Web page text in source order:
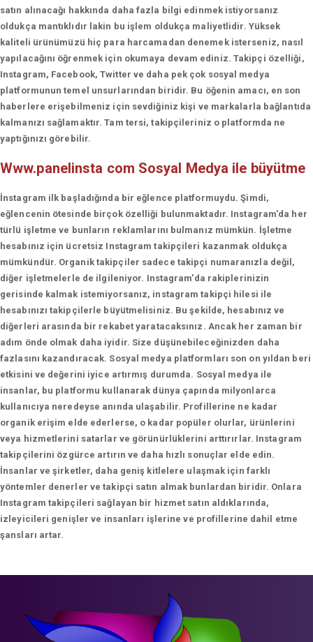
satın alınacağı hakkında daha fazla bilgi edinmek istiyorsanız
oldukça mantıklıdır lakin bu işlem oldukça maliyetlidir. Yüksek
kaliteli ürünümüzü hiç para harcamadan denemek isterseniz, nasıl
yapılacağını öğrenmek için okumaya devam ediniz. Takipçi özelliği,
Instagram, Facebook, Twitter ve daha pek çok sosyal medya
platformunun temel unsurlarından biridir. Bu öğenin amacı, en son
haberlere erişebilmeniz için sevdiğiniz kişi ve markalarla bağlantıda
kalmanızı sağlamaktır. Tam tersi, takipçileriniz o platformda ne
yaptığınızı görebilir.
Www.panelinsta com Sosyal Medya ile büyütme
İnstagram ilk başladığında bir eğlence platformuydu. Şimdi,
eğlencenin ötesinde birçok özelliği bulunmaktadır. Instagram'da her
türlü işletme ve bunların reklamlarını bulmanız mümkün. İşletme
hesabınız için ücretsiz Instagram takipçileri kazanmak oldukça
mümkündür. Organik takipçiler sadece takipçi numaranızla değil,
diğer işletmelerle de ilgileniyor. Instagram'da rakiplerinizin
gerisinde kalmak istemiyorsanız, instagram takipçi hilesi ile
hesabınızı takipçilerle büyütmelisiniz. Bu şekilde, hesabınız ve
diğerleri arasında bir rekabet yaratacaksınız. Ancak her zaman bir
adım önde olmak daha iyidir. Size düşünebileceğinizden daha
fazlasını kazandıracak. Sosyal medya platformları son on yıldan beri
etkisini ve değerini iyice artırmış durumda. Sosyal medya ile
insanlar, bu platformu kullanarak dünya çapında milyonlarca
kullanıcıya neredeyse anında ulaşabilir. Profillerine ne kadar
organik erişim elde ederlerse, o kadar popüler olurlar, ürünlerini
veya hizmetlerini satarlar ve görünürlüklerini arttırırlar. Instagram
takipçilerini özgürce artırın ve daha hızlı sonuçlar elde edin.
İnsanlar ve şirketler, daha geniş kitlelere ulaşmak için farklı
yöntemler denerler ve takipçi satın almak bunlardan biridir. Onlara
Instagram takipçileri sağlayan bir hizmet satın aldıklarında,
izleyicileri genişler ve insanları işlerine ve profillerine dahil etme
şansları artar.